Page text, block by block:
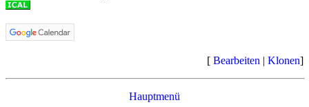
[ Bearbeiten | Klonen]
Hauptmenü